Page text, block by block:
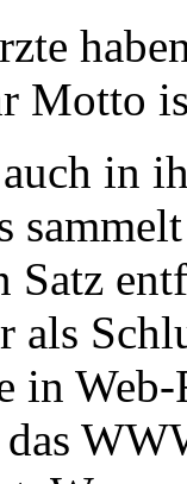
Motto
in
Satz
als
in